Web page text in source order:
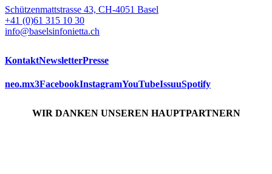
Schützenmattstrasse 43, CH-4051 Basel
+41 (0)61 315 10 30
info@baselsinfonietta.ch
KontaktNewsletterPresse
neo.mx3FacebookInstagramYouTubeIssuuSpotify
WIR DANKEN UNSEREN HAUPTPARTNERN